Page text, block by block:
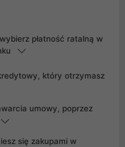
płatność ratalną w
który otrzymasz
umowy, poprzez
się zakupami w